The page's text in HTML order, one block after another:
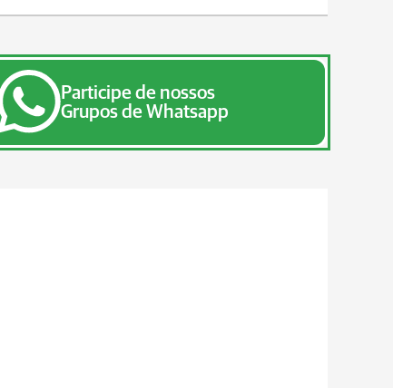
Participe de nossos
Grupos de Whatsapp